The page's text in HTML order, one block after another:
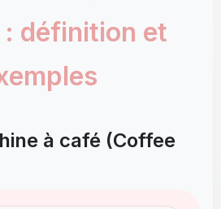
: définition et
à café (Coffee